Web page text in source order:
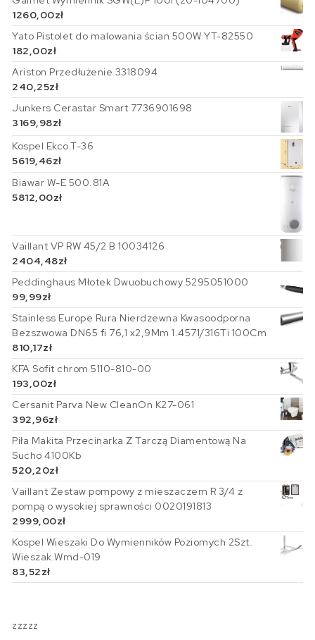
1260,00zł
Yato Pistolet do malowania ścian 500W YT-82550
182,00zł
Ariston Przedłużenie 3318094
240,25zł
Junkers Cerastar Smart 7736901698
3169,98zł
Kospel Ekco.T-36
5619,46zł
Biawar W-E 500.81A
5812,00zł
Vaillant VP RW 45/2 B 10034126
2404,48zł
Peddinghaus Młotek Dwuobuchowy 5295051000
99,99zł
Stainless Europe Rura Nierdzewna Kwasoodporna
Bezszwowa DN65 fi 76,1 x2,9Mm 1.4571/316Ti 100Cm
810,17zł
KFA Sofit chrom 5110-810-00
193,00zł
Cersanit Parva New CleanOn K27-061
392,96zł
Piła Makita Przecinarka Z Tarczą Diamentową Na
Sucho 4100Kb
520,20zł
Vaillant Zestaw pompowy z mieszaczem R 3/4 z
pompą o wysokiej sprawności 0020191813
2999,00zł
Kospel Wieszaki Do Wymienników Poziomych 2Szt.
Wieszak.Wmd-019
83,52zł
zzzzz